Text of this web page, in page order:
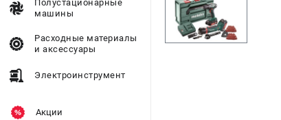
Полустационарные
машины
Расходные материалы
и аксессуары
Электроинструмент
Акции